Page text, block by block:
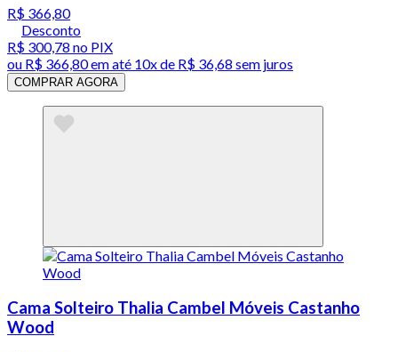
R$ 366,80
Desconto
R$ 300,78 no PIX
ou R$ 366,80em até 10x de R$ 36,68 sem juros
COMPRAR AGORA
Cama Solteiro Thalia Cambel Móveis Castanho
Wood